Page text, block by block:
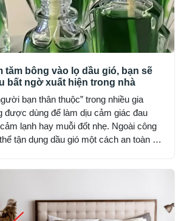
tăm bông vào lọ dầu gió, bạn sẽ
bất ngờ xuất hiện trong nhà
bạn thân thuộc” trong nhiều gia
được dùng để làm dịu cảm giác đau
lạnh hay muỗi đốt nhẹ. Ngoài công
tận dụng dầu gió một cách an toàn và